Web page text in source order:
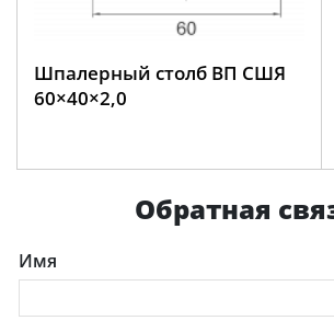
Шпалерный столб ВП СШЯ
60×40×2,0
Обратная
Имя